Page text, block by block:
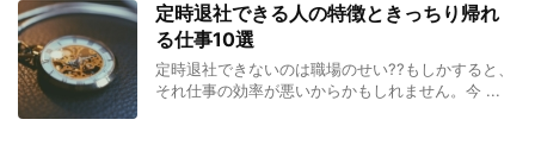
定時退社できる人の特徴ときっちり帰れ
る仕事10選
定時退社できないのは職場のせい??もしかすると、
それ仕事の効率が悪いからかもしれません。今 ...